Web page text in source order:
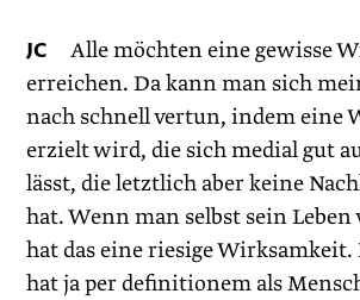
JC Alle möchten eine gewisse
erreichen. Da kann man sich
nach schnell vertun, indem eine
erzielt wird, die sich medial gut
lässt, die letztlich aber keine
hat. Wenn man selbst sein Leben
hat das eine riesige
hat ja per definitionem als